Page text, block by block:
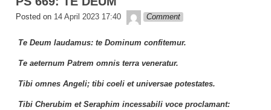
Posted on 14 April 2023 17:40 Lapopp music
Comment
Te Deum laudamus: te Dominum confitemur.
Te aeternum Patrem omnis terra veneratur.
Tibi omnes Angeli; tibi coeli et universae potestates.
Tibi Cherubim et Seraphim incessabili voce proclamant: